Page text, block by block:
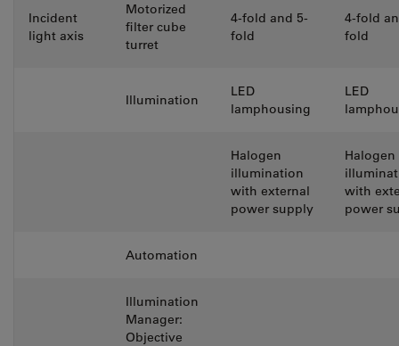
Incident
light axis
Motorized
filter cube
turret
4-fold and 5-
fold
4-fold
fold
Illumination
LED
lamphousing
LED
Halogen
illumination
with external
power supply
Halogen
with
power
Automation
Illumination
Manager:
Objective